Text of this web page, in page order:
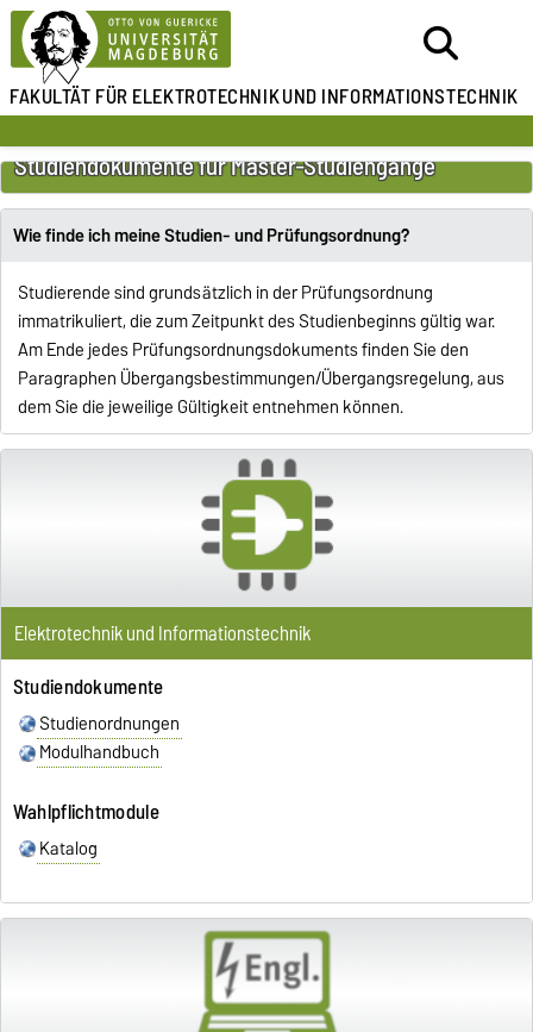
FAKULTÄT FÜR ELEKTROTECHNIKUND INFORMATIONSTECHNIK
Studiendokumente für Master-Studiengänge
Wie finde ich meine Studien- und Prüfungsordnung?
Studierende sind grundsätzlich in der Prüfungsordnung
immatrikuliert, die zum Zeitpunkt des Studienbeginns gültig war.
Am Ende jedes Prüfungsordnungsdokuments finden Sie den
Paragraphen Übergangsbestimmungen/Übergangsregelung, aus
dem Sie die jeweilige Gültigkeit entnehmen können.
Elektrotechnik und Informationstechnik
Studiendokumente
Studienordnungen
Modulhandbuch
Wahlpflichtmodule
Katalog